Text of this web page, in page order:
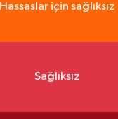
Hassaslar için sağlıksız
Sağlıksız